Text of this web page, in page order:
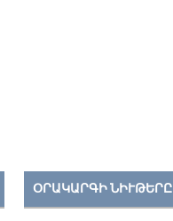
ՕՐԱԿԱՐԳԻ ՆԻՒԹԵՐԸ